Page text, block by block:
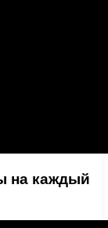
на каждый